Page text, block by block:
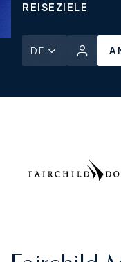
REISEZIELE
DE
ANGEBOT